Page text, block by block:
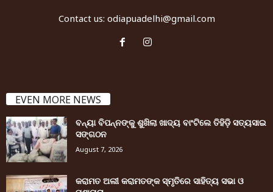
Contact us: odiapuadelhi@gmail.com
EVEN MORE NEWS
ବନ୍ୟା ବିପନ୍ନଙ୍କୁ ଶୁଖିଲା ଖାଦ୍ୟ ବାଂଟିଲେ ତିହିଡି଼ ସତ୍ୟସାଇ
ସଙ୍ଗଠନ
August 7, 2026
କରାମତ ଅଲୀ କରାମତଙ୍କ ସ୍ମୃତିରେ ସାହିତ୍ୟ ସଭା ଓ